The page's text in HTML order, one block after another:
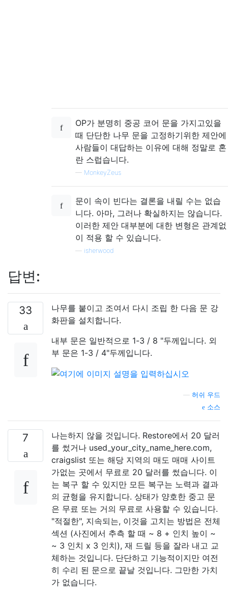
OP가 분명히 중공 코어 문을 가지고있을
때 단단한 나무 문을 고정하기위한 제안에
사람들이 대답하는 이유에 대해 정말로 혼
란 스럽습니다.
— MonkeyZeus
문이 속이 빈다는 결론을 내릴 수는 없습
니다. 아마, 그러나 확실하지는 않습니다.
이러한 제안 대부분에 대한 변형은 관계없
이 적용 할 수 있습니다.
isherwood
답변:
33
나무를 붙이고 조여서 다시 조립 한 다음 문 강
화판을 설치합니다.
내부 문은 일반적으로 1-3 / 8 "두께입니다. 외
부 문은 1-3 / 4"두께입니다.
허쉬 우드
소스
7
나는하지 않을 것입니다. Restore에서 20 달러
를 썼거나 used_your_city_name_here.com,
craigslist 또는 해당 지역의 매도 매매 사이트
가없는 곳에서 무료로 20 달러를 썼습니다. 이
는 복구 할 수 있지만 모든 복구는 노력과 결과
의 균형을 유지합니다. 상태가 양호한 중고 문
은 무료 또는 거의 무료로 사용할 수 있습니다.
"적절한", 지속되는, 이것을 고치는 방법은 전체
섹션 (사진에서 추측 할 때 ~ 8 + 인치 높이 ~
~ 3 인치 x 3 인치), 재 드릴 등을 잘라 내고 교
체하는 것입니다. 단단하고 기능적이지만 여전
히 수리 된 문으로 끝날 것입니다. 그만한 가치
가 없습니다.